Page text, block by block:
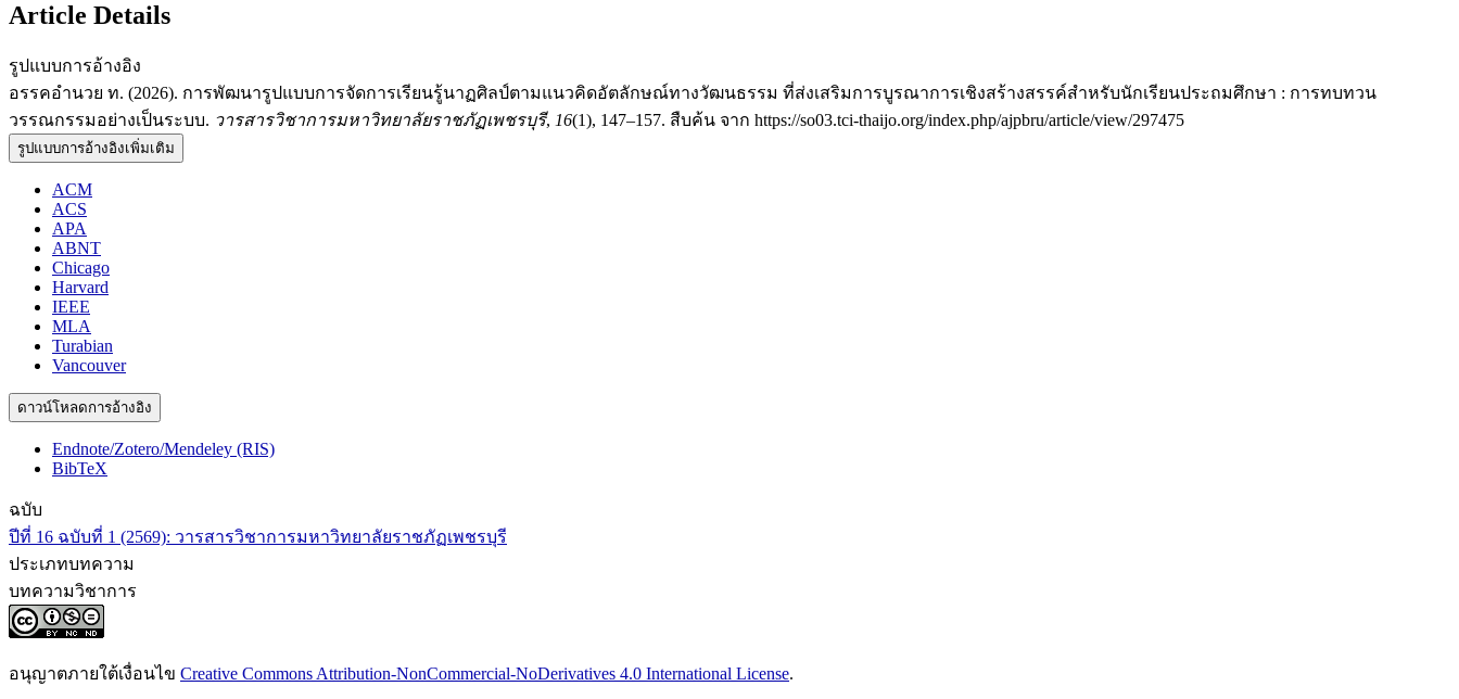
Article Details
รูปแบบการอ้างอิง
อรรคอำนวย ท. (2026). การพัฒนารูปแบบการจัดการเรียนรู้นาฏศิลป์ตามแนวคิดอัตลักษณ์ทางวัฒนธรรม ที่ส่งเสริมการบูรณาการเชิงสร้างสรรค์สำหรับนักเรียนประถมศึกษา : การทบทวน
วรรณกรรมอย่างเป็นระบบ. วารสารวิชาการมหาวิทยาลัยราชภัฏเพชรบุรี, 16(1), 147–157. สืบค้น จาก https://so03.tci-thaijo.org/index.php/ajpbru/article/view/297475
รูปแบบการอ้างอิงเพิ่มเติม
ACM
ACS
APA
ABNT
Chicago
Harvard
IEEE
MLA
Turabian
Vancouver
ดาวน์โหลดการอ้างอิง
Endnote/Zotero/Mendeley (RIS)
BibTeX
ฉบับ
ปีที่ 16 ฉบับที่ 1 (2569): วารสารวิชาการมหาวิทยาลัยราชภัฏเพชรบุรี
ประเภทบทความ
บทความวิชาการ
อนุญาตภายใต้เงื่อนไข Creative Commons Attribution-NonCommercial-NoDerivatives 4.0 International License.